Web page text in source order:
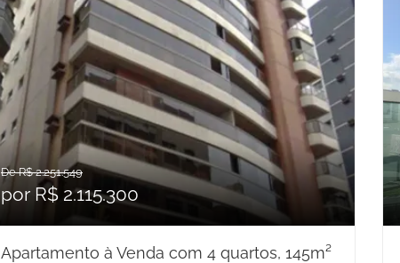
De R$ 2.251.549
por R$ 2.115.300
Apartamento à Venda com 4 quartos, 145m²